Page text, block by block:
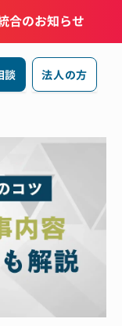
合のお知らせ
談 法人の方